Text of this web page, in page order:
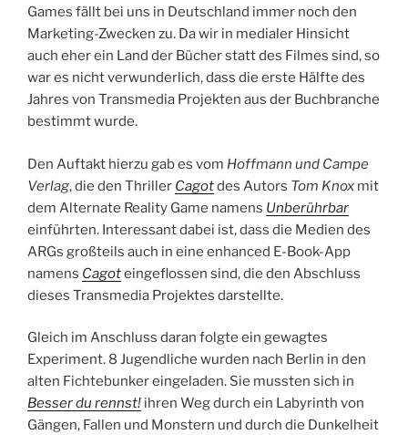
Games fällt bei uns in Deutschland immer noch den
Marketing-Zwecken zu. Da wir in medialer Hinsicht
auch eher ein Land der Bücher statt des Filmes sind, so
war es nicht verwunderlich, dass die erste Hälfte des
Jahres von Transmedia Projekten aus der Buchbranche
bestimmt wurde.
Den Auftakt hierzu gab es vom Hoffmann und Campe
Verlag, die den Thriller Cagotdes Autors Tom Knox mit
dem Alternate Reality Game namens Unberührbar
einführten. Interessant dabei ist, dass die Medien des
ARGs großteils auch in eine enhanced E-Book-App
namens Cagoteingeflossen sind, die den Abschluss
dieses Transmedia Projektes darstellte.
Gleich im Anschluss daran folgte ein gewagtes
Experiment. 8 Jugendliche wurden nach Berlin in den
alten Fichtebunker eingeladen. Sie mussten sich in
Besser du rennst! ihren Weg durch ein Labyrinth von
Gängen, Fallen und Monstern und durch die Dunkelheit